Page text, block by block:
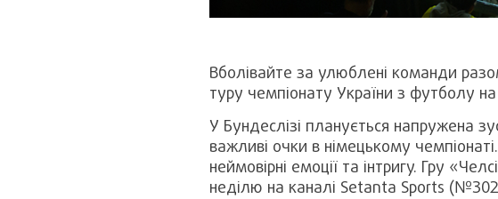
Вболівайте за улюблені команди
туру чемпіонату України з футболу
У Бундеслізі планується напружена
важливі очки в німецькому
неймовірні емоції та інтригу. Гру
неділю на каналі Setanta Sports